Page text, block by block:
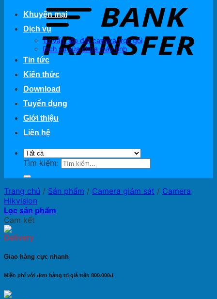
Khuyến mại
Dịch vụ
Tư vấn, lắp đặt camera trọn gói
Dịch vụ sửa chữa máy tính
Tin tức
Kiến thức
Download
Tuyển dụng
Giới thiệu
Liên hệ
Tìm kiếm:
Trang chủ / Sản phẩm / Camera giám sát / Camera
Hikvision
Lọc sản phẩm
Cam kết
Giao hàng cực nhanh
Miễn phí với đơn hàng trị giá trên 800.000đ